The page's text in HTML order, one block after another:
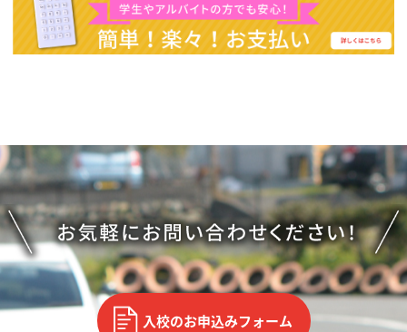
入校のお申込みフォーム